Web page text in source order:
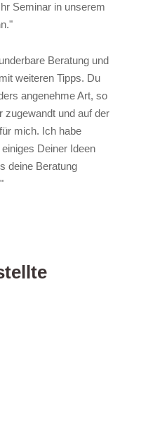
Seminar in unserem
Beratung und
weiteren Tipps. Du
angenehme Art, so
zugewandt und auf der
mich. Ich habe
Deiner Ideen
deine Beratung